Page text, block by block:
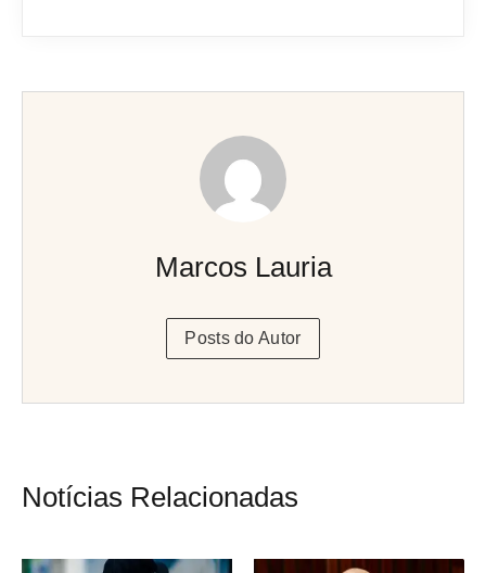
Marcos Lauria
Posts do Autor
Notícias Relacionadas